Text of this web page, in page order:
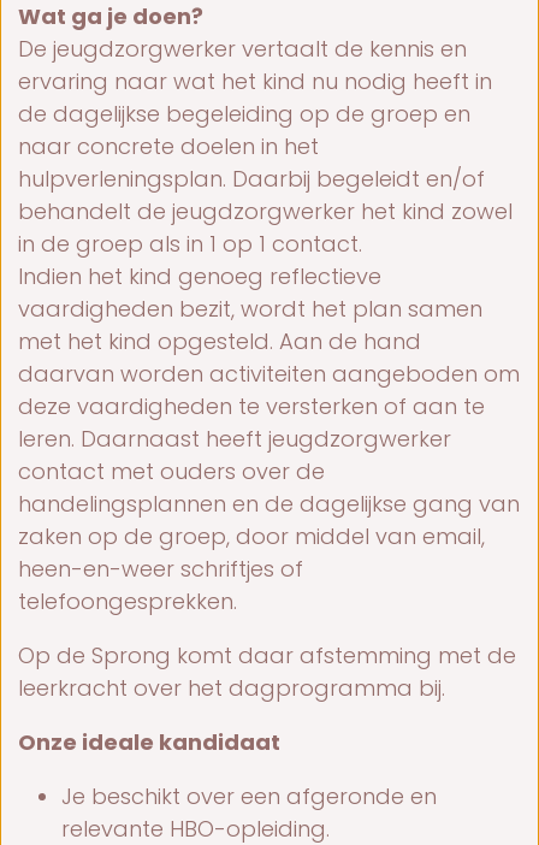
Wat ga je doen?
De jeugdzorgwerker vertaalt de kennis en
ervaring naar wat het kind nu nodig heeft in
de dagelijkse begeleiding op de groep en
naar concrete doelen in het
hulpverleningsplan. Daarbij begeleidt en/of
behandelt de jeugdzorgwerker het kind zowel
in de groep als in 1 op 1 contact.
Indien het kind genoeg reflectieve
vaardigheden bezit, wordt het plan samen
met het kind opgesteld. Aan de hand
daarvan worden activiteiten aangeboden om
deze vaardigheden te versterken of aan te
leren. Daarnaast heeft jeugdzorgwerker
contact met ouders over de
handelingsplannen en de dagelijkse gang van
zaken op de groep, door middel van email,
heen-en-weer schriftjes of
telefoongesprekken.
Op de Sprong komt daar afstemming met de
leerkracht over het dagprogramma bij.
Onze ideale kandidaat
Je beschikt over een afgeronde en
relevante HBO-opleiding.